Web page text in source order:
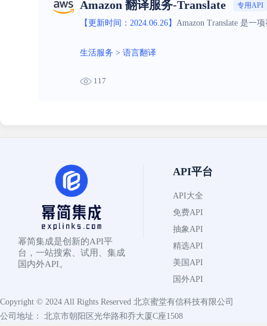
Amazon 翻译服务-Translate 专用API
【更新时间：2024.06.26】 Amazon Translate 是一
生活服务 > 语言翻译
117
幂简集成是创新的API平
台，一站搜索、试用、集成
国内外API。
API平台
API大全
免费API
抽象API
精选API
美国API
国外API
Copyright © 2024 All Rights Reserved 北京蜜堂有信科技有限公司
公司地址： 北京市朝阳区光华路和乔大厦C座1508